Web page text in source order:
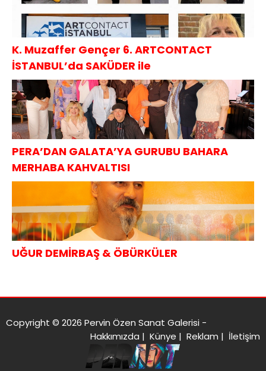
K. Muzaffer Gençer 6. ARTCONTACT
İSTANBUL’da SAKÜDER ile
PERA’DAN GALATA’YA GURUBU BAHARA
MERHABA KAHVALTISI
UĞUR DEMİRBAŞ & ÖBÜRKÜLER
Copyright © 2026 Pervin Özen Sanat Galerisi -
Hakkımızda | Künye | Reklam | İletişim